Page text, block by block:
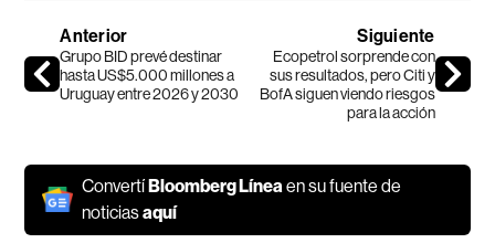
Anterior
Grupo BID prevé destinar
hasta US$5.000 millones a
Uruguay entre 2026 y 2030
Siguiente
Ecopetrol sorprende con
sus resultados, pero Citi y
BofA siguen viendo riesgos
para la acción
ConvertíBloomberg Línea en su fuente de
noticiasaquí